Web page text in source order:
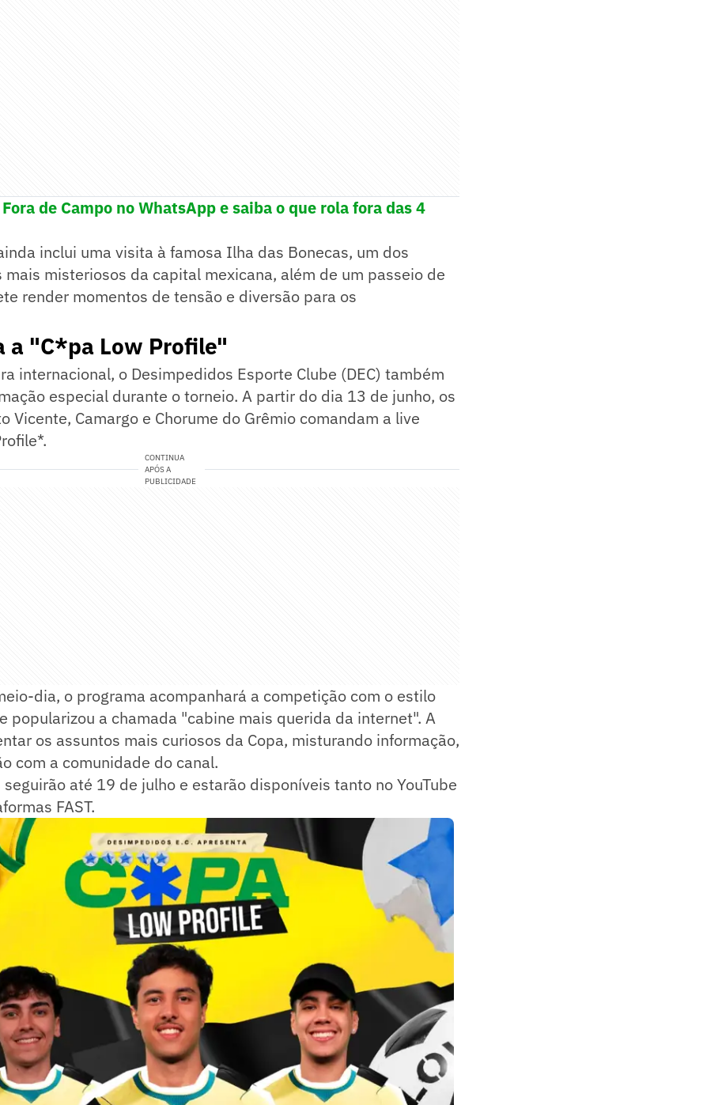
de Campo no WhatsApp e saiba o que rola fora das 4
inclui uma visita à famosa Ilha das Bonecas, um dos
misteriosos da capital mexicana, além de um passeio de
render momentos de tensão e diversão para os
a "C*pa Low Profile"
internacional, o Desimpedidos Esporte Clube (DEC) também
especial durante o torneio. A partir do dia 13 de junho, os
Vicente, Camargo e Chorume do Grêmio comandam a live
CONTINUA
APÓS A
PUBLICIDADE
dia, o programa acompanhará a competição com o estilo
popularizou a chamada "cabine mais querida da internet". A
os assuntos mais curiosos da Copa, misturando informação,
com a comunidade do canal.
até 19 de julho e estarão disponíveis tanto no YouTube
FAST.